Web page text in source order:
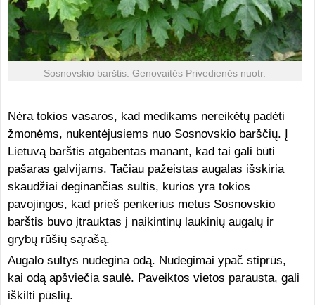
Sosnovskio barštis. Genovaitės Privedienės nuotr.
Nėra tokios vasaros, kad medikams nereikėtų padėti
žmonėms, nukentėjusiems nuo Sosnovskio barščių. Į
Lietuvą barštis atgabentas manant, kad tai gali būti
pašaras galvijams. Tačiau pažeistas augalas išskiria
skaudžiai deginančias sultis, kurios yra tokios
pavojingos, kad prieš penkerius metus Sosnovskio
barštis buvo įtrauktas į naikintinų laukinių augalų ir
grybų rūšių sąrašą.
Augalo sultys nudegina odą. Nudegimai ypač stiprūs,
kai odą apšviečia saulė. Paveiktos vietos parausta, gali
iškilti pūslių.